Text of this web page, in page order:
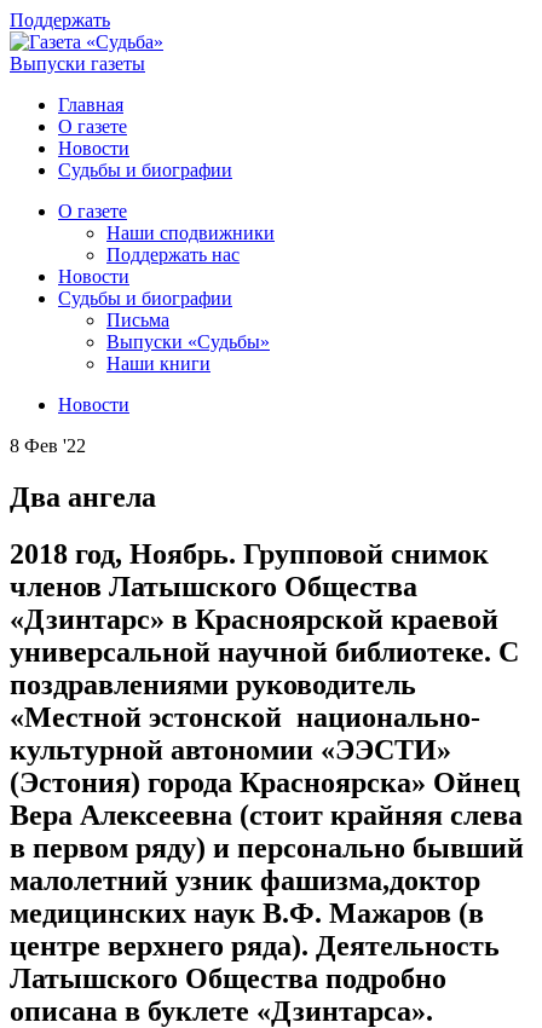
Поддержать
Выпуски газеты
Главная
О газете
Новости
Судьбы и биографии
О газете
Наши сподвижники
Поддержать нас
Новости
Судьбы и биографии
Письма
Выпуски «Судьбы»
Наши книги
Новости
8 Фев '22
Два ангела
2018 год, Ноябрь. Групповой снимок
членов Латышского Общества
«Дзинтарс» в Красноярской краевой
универсальной научной библиотеке. С
поздравлениями руководитель
«Местной эстонской национально-
культурной автономии «ЭЭСТИ»
(Эстония) города Красноярска» Ойнец
Вера Алексеевна (стоит крайняя слева
в первом ряду) и персонально бывший
малолетний узник фашизма,доктор
медицинских наук В.Ф. Мажаров (в
центре верхнего ряда). Деятельность
Латышского Общества подробно
описана в буклете «Дзинтарса».